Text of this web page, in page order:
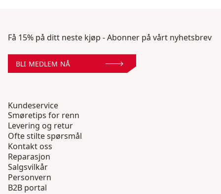
Få 15% på ditt neste kjøp - Abonner på vårt nyhetsbrev
BLI MEDLEM NÅ
Kundeservice
Smøretips for renn
Levering og retur
Ofte stilte spørsmål
Kontakt oss
Reparasjon
Salgsvilkår
Personvern
B2B portal